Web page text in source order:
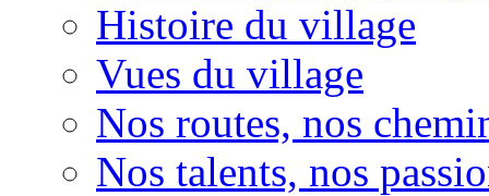
Histoire du village
Vues du village
Nos routes, nos
Nos talents, nos